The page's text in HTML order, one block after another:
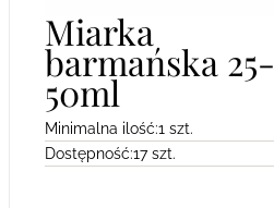
Miarka
barmańska 25-
50ml
Minimalna ilość:1 szt.
Dostępność:17 szt.